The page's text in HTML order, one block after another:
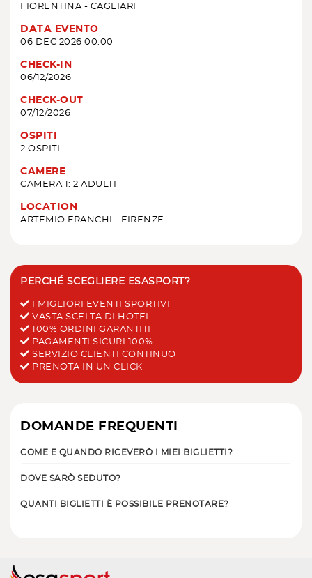
FIORENTINA - CAGLIARI
DATA EVENTO
06 DEC 2026 00:00
CHECK-IN
06/12/2026
CHECK-OUT
07/12/2026
OSPITI
2 OSPITI
CAMERE
CAMERA 1: 2 ADULTI
LOCATION
ARTEMIO FRANCHI - FIRENZE
PERCHÉ SCEGLIERE ESASPORT?
I MIGLIORI EVENTI SPORTIVI
VASTA SCELTA DI HOTEL
100% ORDINI GARANTITI
PAGAMENTI SICURI 100%
SERVIZIO CLIENTI CONTINUO
PRENOTA IN UN CLICK
DOMANDE FREQUENTI
COME E QUANDO RICEVERÒ I MIEI BIGLIETTI?
DOVE SARÒ SEDUTO?
QUANTI BIGLIETTI È POSSIBILE PRENOTARE?